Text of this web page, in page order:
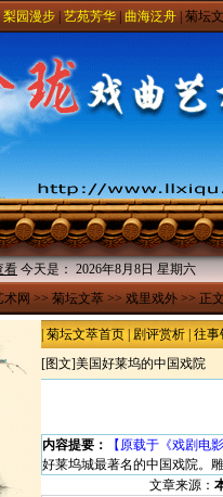
梨园漫步 艺苑芳华 曲海泛舟 菊坛
看今天是：2026年8月8日 星期六
术网>>菊坛文萃>>戏里戏外>> 正
菊坛文萃首页 剧评赏析 往
[图文]美国好莱坞的中国戏院
内容提要：
【原载于《戏剧电
好莱坞城最著名的中国戏院。
文章来源：